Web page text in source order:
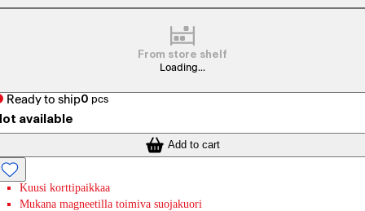
From store shelf
Loading...
Ready to ship0 pcs
available
Add to cart
Kuusi korttipaikkaa
Mukana magneetilla toimiva suojakuori